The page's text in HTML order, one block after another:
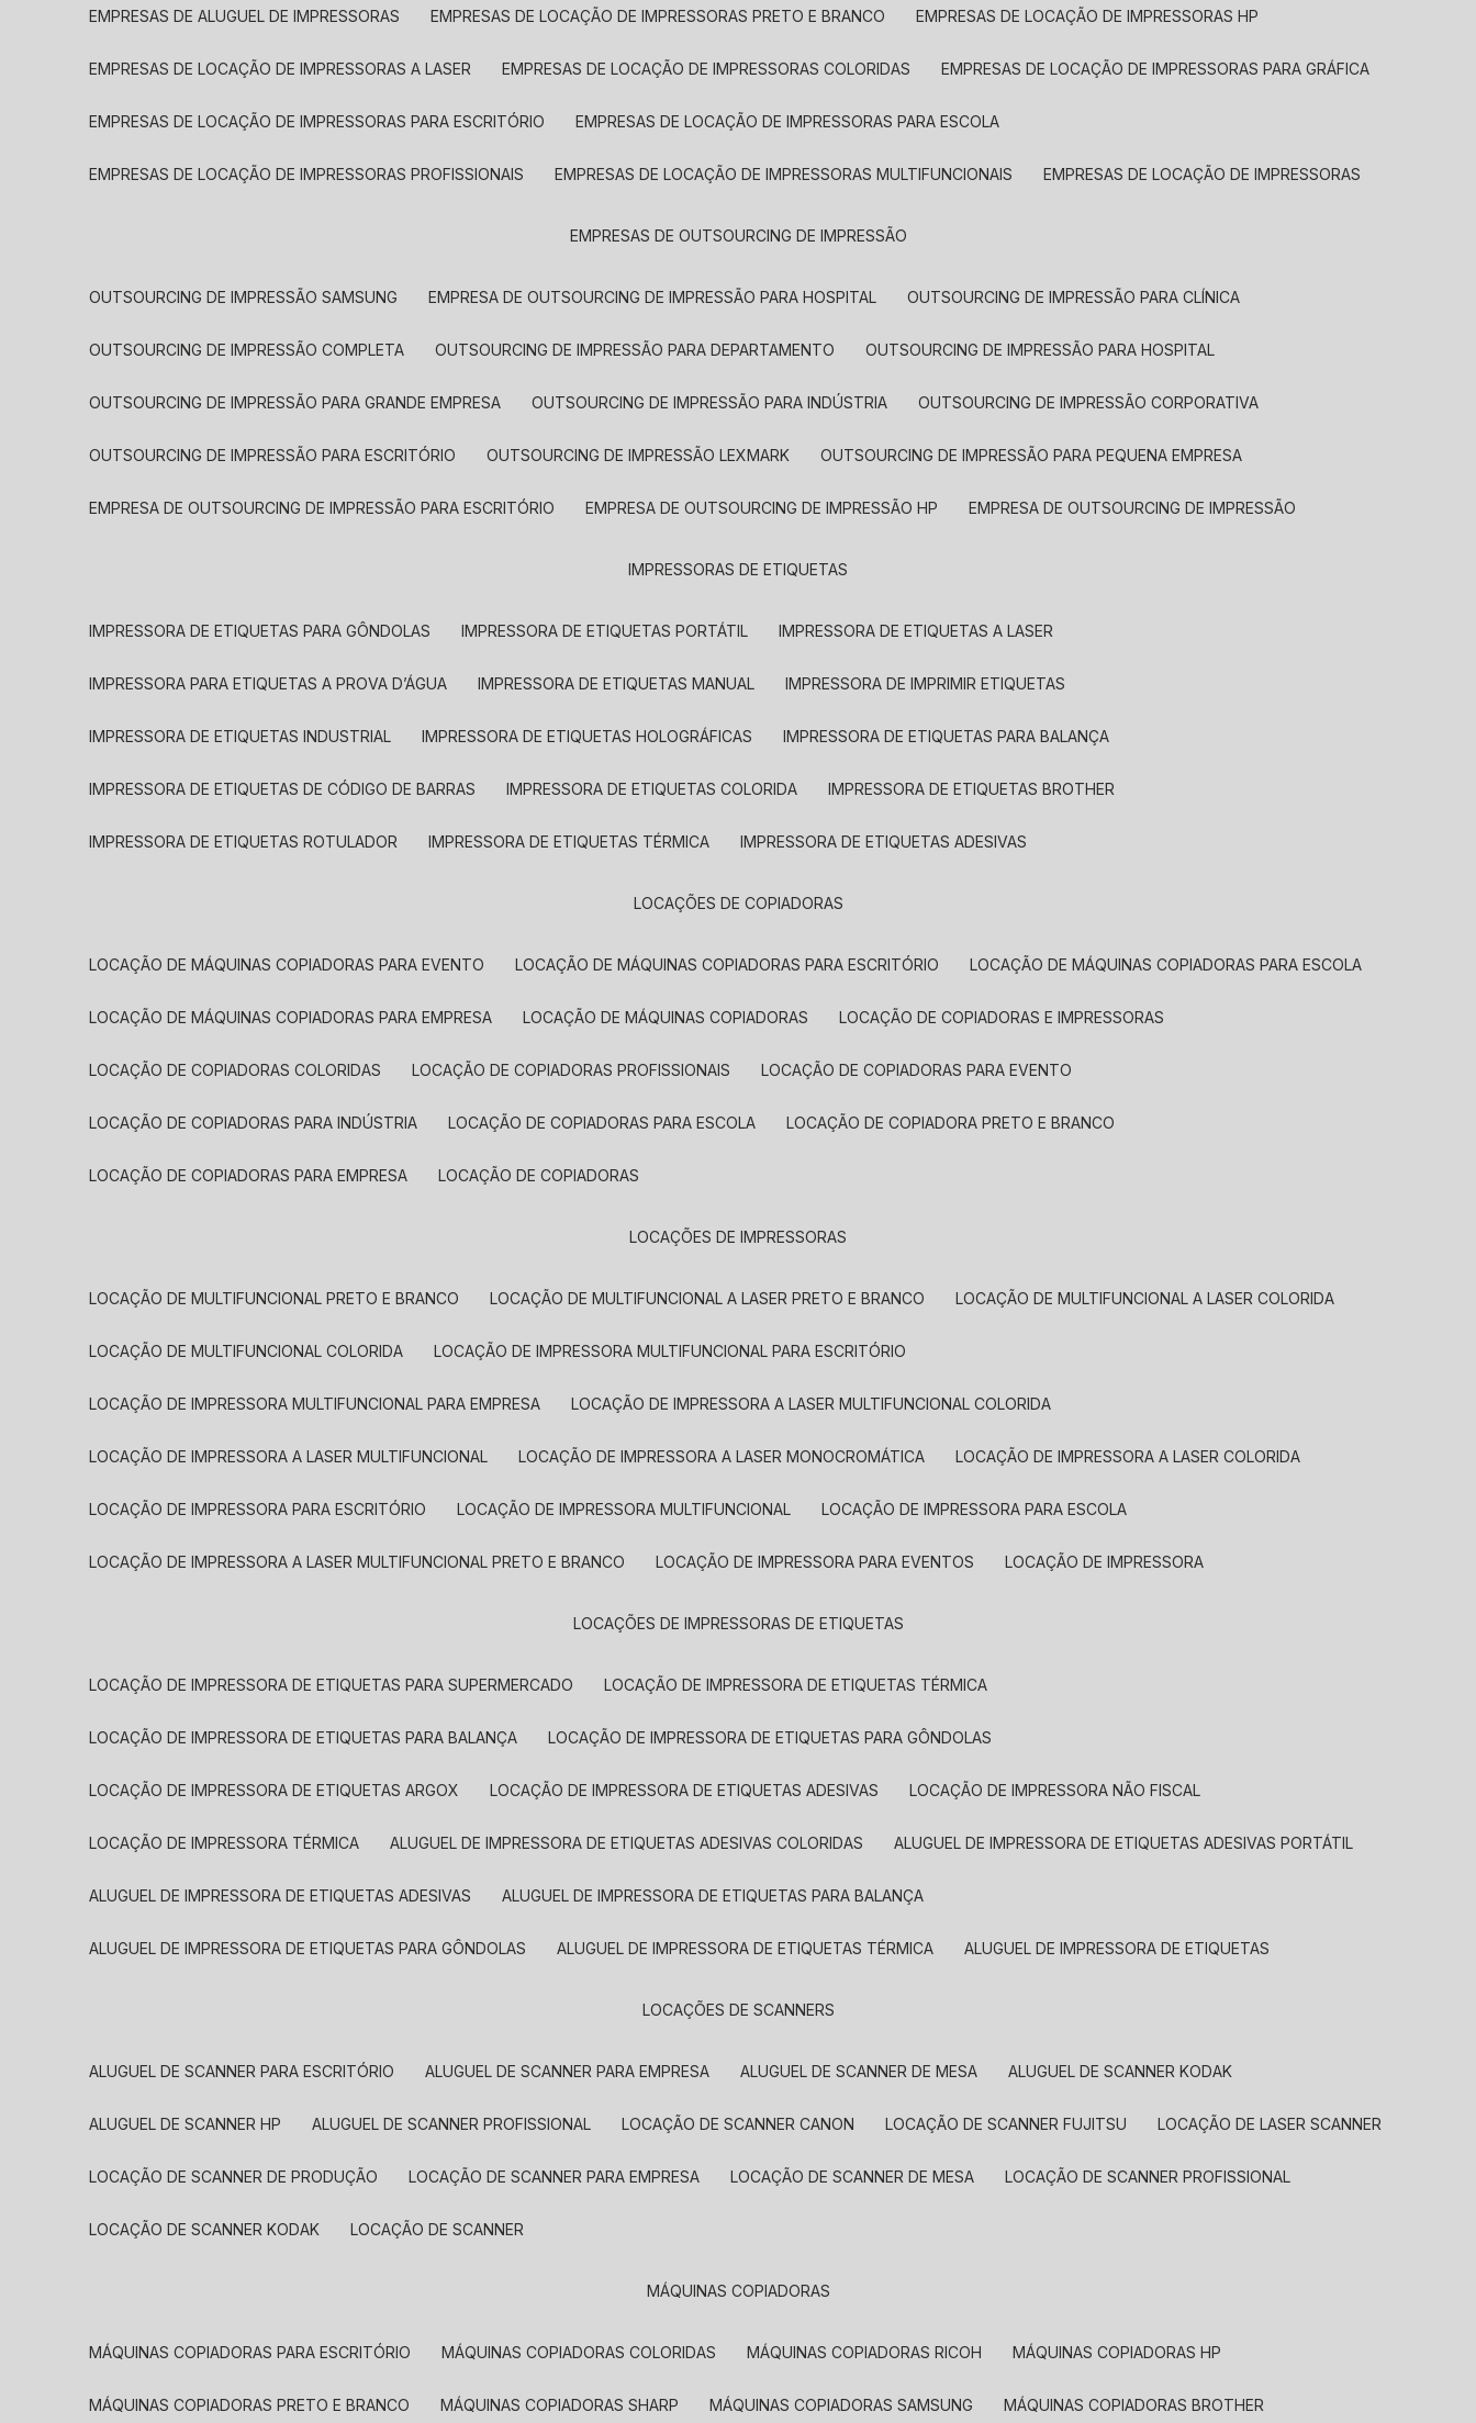
EMPRESAS DE ALUGUEL DE IMPRESSORAS EMPRESAS DE LOCAÇÃO DE IMPRESSORAS PRETO E BRANCO EMPRESAS DE LOCAÇÃO DE IMPRESSORAS HP
EMPRESAS DE LOCAÇÃO DE IMPRESSORAS A LASER EMPRESAS DE LOCAÇÃO DE IMPRESSORAS COLORIDAS EMPRESAS DE LOCAÇÃO DE IMPRESSORAS PARA GRÁFICA
EMPRESAS DE LOCAÇÃO DE IMPRESSORAS PARA ESCRITÓRIO EMPRESAS DE LOCAÇÃO DE IMPRESSORAS PARA ESCOLA
EMPRESAS DE LOCAÇÃO DE IMPRESSORAS PROFISSIONAIS EMPRESAS DE LOCAÇÃO DE IMPRESSORAS MULTIFUNCIONAIS EMPRESAS DE LOCAÇÃO DE IMPRESSORAS
EMPRESAS DE OUTSOURCING DE IMPRESSÃO
OUTSOURCING DE IMPRESSÃO SAMSUNG EMPRESA DE OUTSOURCING DE IMPRESSÃO PARA HOSPITAL OUTSOURCING DE IMPRESSÃO PARA CLÍNICA
OUTSOURCING DE IMPRESSÃO COMPLETA OUTSOURCING DE IMPRESSÃO PARA DEPARTAMENTO OUTSOURCING DE IMPRESSÃO PARA HOSPITAL
OUTSOURCING DE IMPRESSÃO PARA GRANDE EMPRESA OUTSOURCING DE IMPRESSÃO PARA INDÚSTRIA OUTSOURCING DE IMPRESSÃO CORPORATIVA
OUTSOURCING DE IMPRESSÃO PARA ESCRITÓRIO OUTSOURCING DE IMPRESSÃO LEXMARK OUTSOURCING DE IMPRESSÃO PARA PEQUENA EMPRESA
EMPRESA DE OUTSOURCING DE IMPRESSÃO PARA ESCRITÓRIO EMPRESA DE OUTSOURCING DE IMPRESSÃO HP EMPRESA DE OUTSOURCING DE IMPRESSÃO
IMPRESSORAS DE ETIQUETAS
IMPRESSORA DE ETIQUETAS PARA GÔNDOLAS IMPRESSORA DE ETIQUETAS PORTÁTIL IMPRESSORA DE ETIQUETAS A LASER
IMPRESSORA PARA ETIQUETAS A PROVA D’ÁGUA IMPRESSORA DE ETIQUETAS MANUAL IMPRESSORA DE IMPRIMIR ETIQUETAS
IMPRESSORA DE ETIQUETAS INDUSTRIAL IMPRESSORA DE ETIQUETAS HOLOGRÁFICAS IMPRESSORA DE ETIQUETAS PARA BALANÇA
IMPRESSORA DE ETIQUETAS DE CÓDIGO DE BARRAS IMPRESSORA DE ETIQUETAS COLORIDA IMPRESSORA DE ETIQUETAS BROTHER
IMPRESSORA DE ETIQUETAS ROTULADOR IMPRESSORA DE ETIQUETAS TÉRMICA IMPRESSORA DE ETIQUETAS ADESIVAS
LOCAÇÕES DE COPIADORAS
LOCAÇÃO DE MÁQUINAS COPIADORAS PARA EVENTO LOCAÇÃO DE MÁQUINAS COPIADORAS PARA ESCRITÓRIO LOCAÇÃO DE MÁQUINAS COPIADORAS PARA ESCOLA
LOCAÇÃO DE MÁQUINAS COPIADORAS PARA EMPRESA LOCAÇÃO DE MÁQUINAS COPIADORAS LOCAÇÃO DE COPIADORAS E IMPRESSORAS
LOCAÇÃO DE COPIADORAS COLORIDAS LOCAÇÃO DE COPIADORAS PROFISSIONAIS LOCAÇÃO DE COPIADORAS PARA EVENTO
LOCAÇÃO DE COPIADORAS PARA INDÚSTRIA LOCAÇÃO DE COPIADORAS PARA ESCOLA LOCAÇÃO DE COPIADORA PRETO E BRANCO
LOCAÇÃO DE COPIADORAS PARA EMPRESA LOCAÇÃO DE COPIADORAS
LOCAÇÕES DE IMPRESSORAS
LOCAÇÃO DE MULTIFUNCIONAL PRETO E BRANCO LOCAÇÃO DE MULTIFUNCIONAL A LASER PRETO E BRANCO LOCAÇÃO DE MULTIFUNCIONAL A LASER COLORIDA
LOCAÇÃO DE MULTIFUNCIONAL COLORIDA LOCAÇÃO DE IMPRESSORA MULTIFUNCIONAL PARA ESCRITÓRIO
LOCAÇÃO DE IMPRESSORA MULTIFUNCIONAL PARA EMPRESA LOCAÇÃO DE IMPRESSORA A LASER MULTIFUNCIONAL COLORIDA
LOCAÇÃO DE IMPRESSORA A LASER MULTIFUNCIONAL LOCAÇÃO DE IMPRESSORA A LASER MONOCROMÁTICA LOCAÇÃO DE IMPRESSORA A LASER COLORIDA
LOCAÇÃO DE IMPRESSORA PARA ESCRITÓRIO LOCAÇÃO DE IMPRESSORA MULTIFUNCIONAL LOCAÇÃO DE IMPRESSORA PARA ESCOLA
LOCAÇÃO DE IMPRESSORA A LASER MULTIFUNCIONAL PRETO E BRANCO LOCAÇÃO DE IMPRESSORA PARA EVENTOS LOCAÇÃO DE IMPRESSORA
LOCAÇÕES DE IMPRESSORAS DE ETIQUETAS
LOCAÇÃO DE IMPRESSORA DE ETIQUETAS PARA SUPERMERCADO LOCAÇÃO DE IMPRESSORA DE ETIQUETAS TÉRMICA
LOCAÇÃO DE IMPRESSORA DE ETIQUETAS PARA BALANÇA LOCAÇÃO DE IMPRESSORA DE ETIQUETAS PARA GÔNDOLAS
LOCAÇÃO DE IMPRESSORA DE ETIQUETAS ARGOX LOCAÇÃO DE IMPRESSORA DE ETIQUETAS ADESIVAS LOCAÇÃO DE IMPRESSORA NÃO FISCAL
LOCAÇÃO DE IMPRESSORA TÉRMICA ALUGUEL DE IMPRESSORA DE ETIQUETAS ADESIVAS COLORIDAS ALUGUEL DE IMPRESSORA DE ETIQUETAS ADESIVAS PORTÁTIL
ALUGUEL DE IMPRESSORA DE ETIQUETAS ADESIVAS ALUGUEL DE IMPRESSORA DE ETIQUETAS PARA BALANÇA
ALUGUEL DE IMPRESSORA DE ETIQUETAS PARA GÔNDOLAS ALUGUEL DE IMPRESSORA DE ETIQUETAS TÉRMICA ALUGUEL DE IMPRESSORA DE ETIQUETAS
LOCAÇÕES DE SCANNERS
ALUGUEL DE SCANNER PARA ESCRITÓRIO ALUGUEL DE SCANNER PARA EMPRESA ALUGUEL DE SCANNER DE MESA ALUGUEL DE SCANNER KODAK
ALUGUEL DE SCANNER HP ALUGUEL DE SCANNER PROFISSIONAL LOCAÇÃO DE SCANNER CANON LOCAÇÃO DE SCANNER FUJITSU LOCAÇÃO DE LASER SCANNER
LOCAÇÃO DE SCANNER DE PRODUÇÃO LOCAÇÃO DE SCANNER PARA EMPRESA LOCAÇÃO DE SCANNER DE MESA LOCAÇÃO DE SCANNER PROFISSIONAL
LOCAÇÃO DE SCANNER KODAK LOCAÇÃO DE SCANNER
MÁQUINAS COPIADORAS
MÁQUINAS COPIADORAS PARA ESCRITÓRIO MÁQUINAS COPIADORAS COLORIDAS MÁQUINAS COPIADORAS RICOH MÁQUINAS COPIADORAS HP
MÁQUINAS COPIADORAS PRETO E BRANCO MÁQUINAS COPIADORAS SHARP MÁQUINAS COPIADORAS SAMSUNG MÁQUINAS COPIADORAS BROTHER